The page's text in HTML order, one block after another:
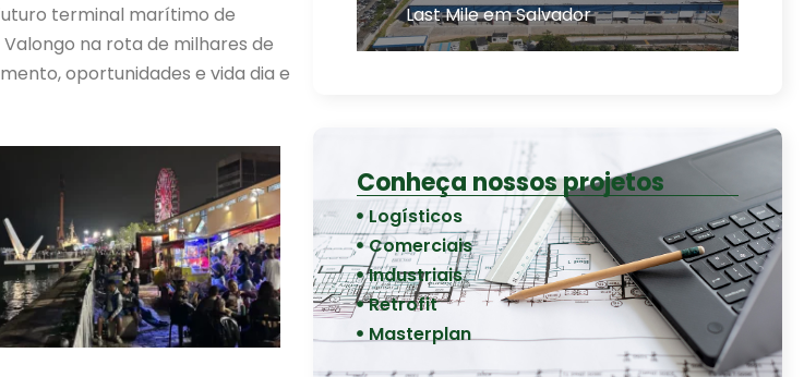
terminal marítimo de
na rota de milhares de
oportunidades e vida dia e
Last Mile em Salvador
Conheça nossos projetos
Logísticos
Comerciais
Industriais
Retrofit
Masterplan